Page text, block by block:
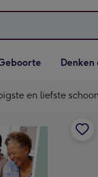
openen
Denken aan
Denken
en liefste